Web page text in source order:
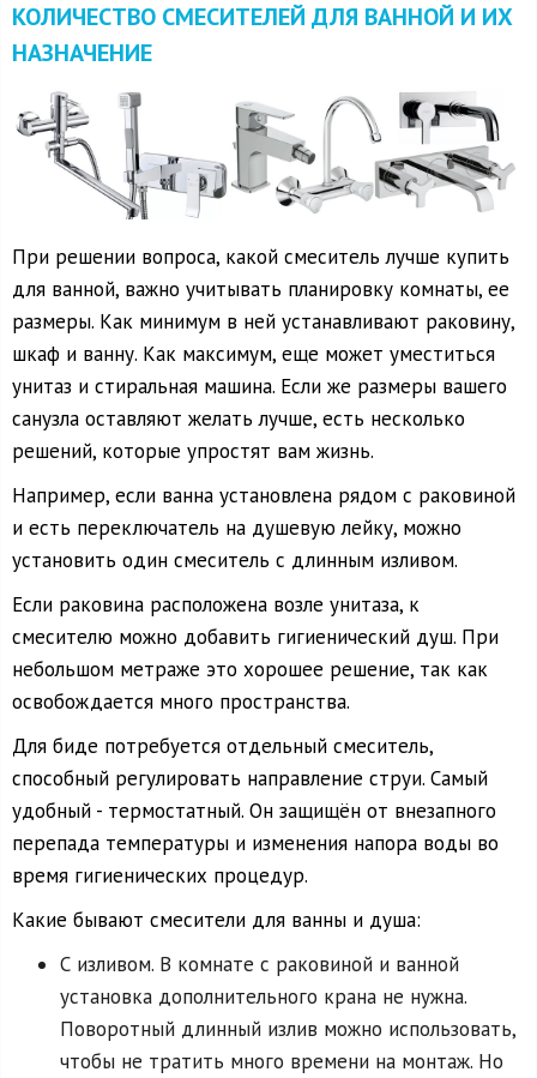
КОЛИЧЕСТВО СМЕСИТЕЛЕЙ ДЛЯ ВАННОЙ И ИХ
НАЗНАЧЕНИЕ
При решении вопроса, какой смеситель лучше купить
для ванной, важно учитывать планировку комнаты, ее
размеры. Как минимум в ней устанавливают раковину,
шкаф и ванну. Как максимум, еще может уместиться
унитаз и стиральная машина. Если же размеры вашего
санузла оставляют желать лучше, есть несколько
решений, которые упростят вам жизнь.
Например, если ванна установлена рядом с раковиной
и есть переключатель на душевую лейку, можно
установить один смеситель с длинным изливом.
Если раковина расположена возле унитаза, к
смесителю можно добавить гигиенический душ. При
небольшом метраже это хорошее решение, так как
освобождается много пространства.
Для биде потребуется отдельный смеситель,
способный регулировать направление струи. Самый
удобный - термостатный. Он защищён от внезапного
перепада температуры и изменения напора воды во
время гигиенических процедур.
Какие бывают смесители для ванны и душа:
С изливом. В комнате с раковиной и ванной
установка дополнительного крана не нужна.
Поворотный длинный излив можно использовать,
чтобы не тратить много времени на монтаж. Но